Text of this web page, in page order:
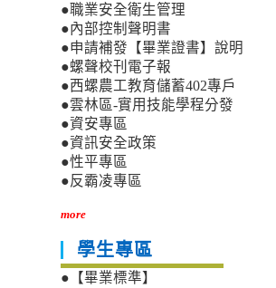
●職業安全衛生管理
●內部控制聲明書
●申請補發【畢業證書】說明
●螺聲校刊電子報
●西螺農工教育儲蓄402專戶
●雲林區-實用技能學程分發
●資安專區
●資訊安全政策
●性平專區
●反霸凌專區
more
學生專區
●【畢業標準】